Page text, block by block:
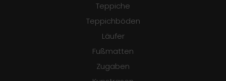
Teppiche
Teppichböden
Läufer
Fußmatten
Zugaben